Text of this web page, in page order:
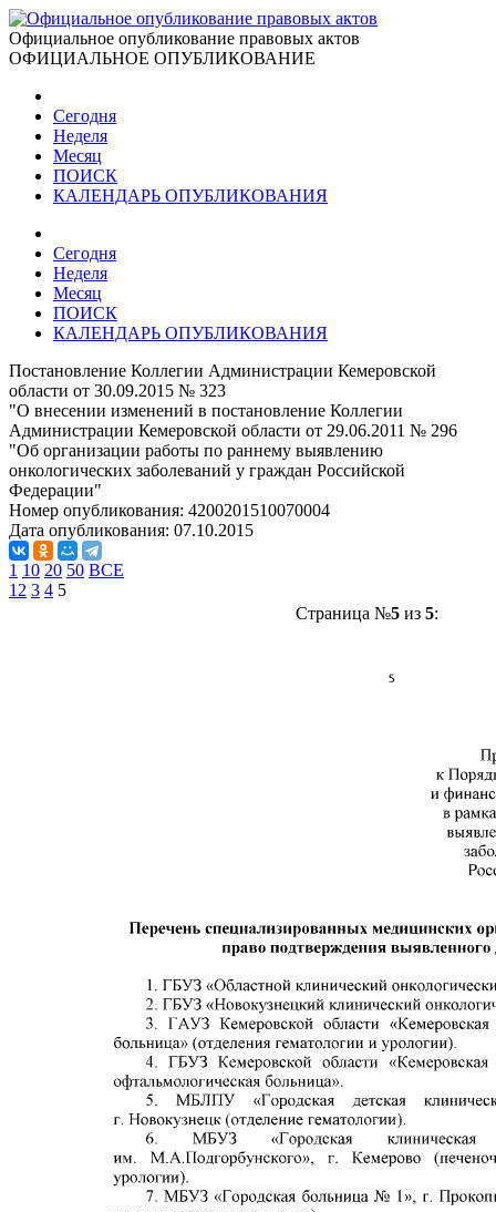
Официальное опубликование правовых актов
ОФИЦИАЛЬНОЕ ОПУБЛИКОВАНИЕ
Сегодня
Неделя
Месяц
ПОИСК
КАЛЕНДАРЬ ОПУБЛИКОВАНИЯ
Сегодня
Неделя
Месяц
ПОИСК
КАЛЕНДАРЬ ОПУБЛИКОВАНИЯ
Постановление Коллегии Администрации Кемеровской
области от 30.09.2015 № 323
"О внесении изменений в постановление Коллегии
Администрации Кемеровской области от 29.06.2011 № 296
"Об организации работы по раннему выявлению
онкологических заболеваний у граждан Российской
Федерации"
Номер опубликования: 4200201510070004
Дата опубликования: 07.10.2015
1 10 20 50 ВСЕ
1 2 3 4 5
Страница №5из 5: